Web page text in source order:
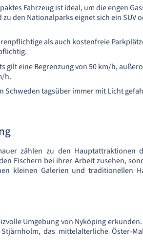
Fahrzeug ist ideal, um die engen
den Nationalparks eignet sich ein SUV
als auch kostenfreie
gilt eine Begrenzung von 50 km/h,
h.
Schweden tagsüber immer mit Licht
zählen zu den Hauptattraktionen
Fischern bei ihrer Arbeit zusehen,
kleinen Galerien und traditionellen
Umgebung von Nyköping
das mittelalterliche Öster-